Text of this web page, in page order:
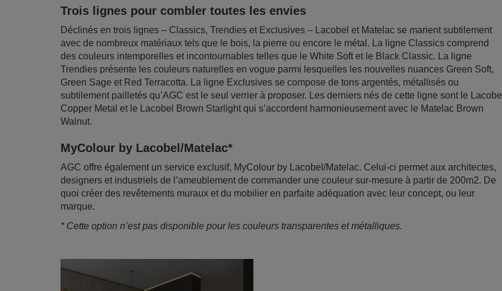
Trois lignes pour combler toutes les envies
Déclinés en trois lignes – Classics, Trendies et Exclusives – Lacobel et Matelac se marient subtilement
avec de nombreux matériaux tels que le bois, la pierre ou encore le métal. La ligne Classics comprend
des couleurs intemporelles et incontournables telles que le White Soft et le Black Classic. La ligne
Trendies présente les couleurs naturelles en vogue parmi lesquelles les nouvelles nuances Green Soft,
Green Sage et Red Terracotta. La ligne Exclusives se compose de tons argentés, métallisés ou
subtilement pailletés qu’AGC est le seul verrier à proposer. Les derniers nés de cette ligne sont le Lacobel
Copper Metal et le Lacobel Brown Starlight qui s’accordent harmonieusement avec le Matelac Brown
Walnut.
MyColour by Lacobel/Matelac*
AGC offre également un service exclusif, MyColour by Lacobel/Matelac. Celui-ci permet aux architectes,
designers et industriels de l’ameublement de commander une couleur sur-mesure à partir de 200m2. De
quoi créer des revêtements muraux et du mobilier en parfaite adéquation avec leur concept, ou leur
marque.
* Cette option n’est pas disponible pour les couleurs transparentes et métalliques.